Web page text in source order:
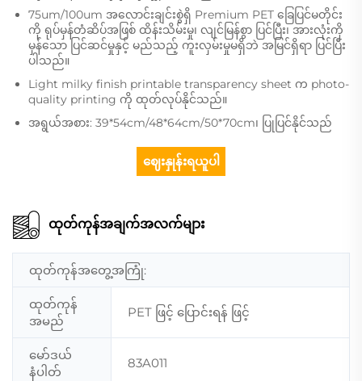
75um/100um အလောင်းချင်းစွဲရှိ Premium PET ခြေပြင်မတိုင်း
ကို ရုပ်မှန်တံဆိပ်အဖြစ် ထိန်းသိမ်းမှု၊ လျင်မြန်စွာ ပြင်ပြီး၊ အားလုံးကို
မှန်သော ပြင်ဆင်မှုနှင့် မည်သည့် ကူးလှမ်းမှုမရှိဘဲ အမြင်ရှိရာ ပြင်ပြီး
ပါသည်။
Light milky finish printable transparency sheet က photo-
quality printing ကို ထုတ်လုပ်နိုင်သည်။
အရွယ်အစား: 39*54cm/48*64cm/50*70cm၊ ပြုပြင်နိုင်သည်
ဈေးနှုန်းရယူပါ
ထုတ်ကုန်အချက်အလက်များ
ထုတ်ကုန်အတွေ့အကြုံ:
ထုတ်ကုန်
အမည်
PET ဖြင့် ပြောင်းရန် ဖြင့်
မော်ဒယ်
နံပါတ်
83A011